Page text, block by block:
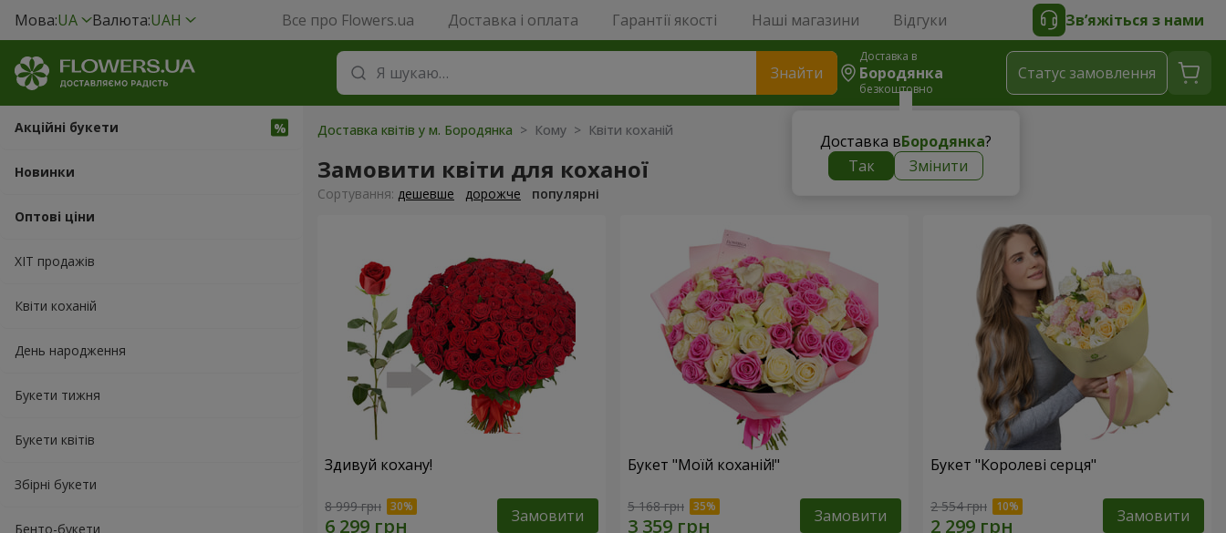
Мова:UA Валюта:UAH Все про Flowers.ua Доставка і оплата Гарантії якості Наші магазини Відгуки Зв’яжіться з нами
Знайти
Доставка в
Бородянка
безкоштовно
Доставка вБородянка?
Так
Змінити
Статус замовлення
Акційні букети
Новинки
Оптові ціни
ХІТ продажів
Квіти коханій
День народження
Букети тижня
Букети квітів
Збірні букети
Бенто-букети
Доставка квітів у м. Бородянка > Кому > Квіти коханій
Замовити квіти для коханої
Сортування: дешевше дорожче популярні
Здивуй кохану!
8 999 грн Замовити
Букет "Моїй коханій!"
5 168 грн Замовити
Букет "Королеві серця"
2 554 грн Замовити